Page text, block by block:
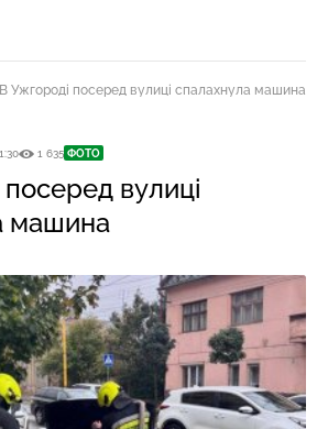
В Ужгороді посеред вулиці спалахнула машина
1 635 ФОТО
вулиці
машина